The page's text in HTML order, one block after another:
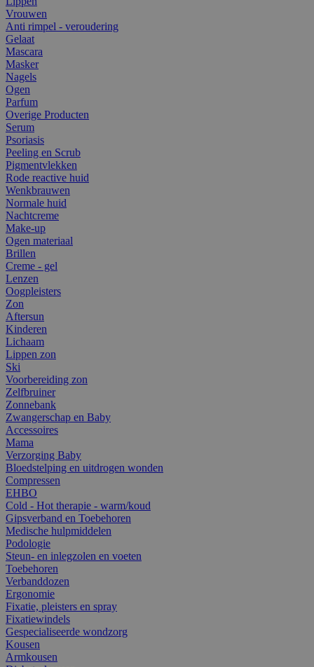
Vrouwen
Anti rimpel - veroudering
Gelaat
Mascara
Masker
Nagels
Ogen
Parfum
Overige Producten
Serum
Psoriasis
Peeling en Scrub
Pigmentvlekken
Rode reactive huid
Wenkbrauwen
Normale huid
Nachtcreme
Make-up
Ogen materiaal
Brillen
Creme - gel
Lenzen
Oogpleisters
Zon
Aftersun
Kinderen
Lichaam
Lippen zon
Ski
Voorbereiding zon
Zelfbruiner
Zonnebank
Zwangerschap en Baby
Accessoires
Mama
Verzorging Baby
Bloedstelping en uitdrogen wonden
Compressen
EHBO
Cold - Hot therapie - warm/koud
Gipsverband en Toebehoren
Medische hulpmiddelen
Podologie
Steun- en inlegzolen en voeten
Toebehoren
Verbanddozen
Ergonomie
Fixatie, pleisters en spray
Fixatiewindels
Gespecialiseerde wondzorg
Kousen
Armkousen